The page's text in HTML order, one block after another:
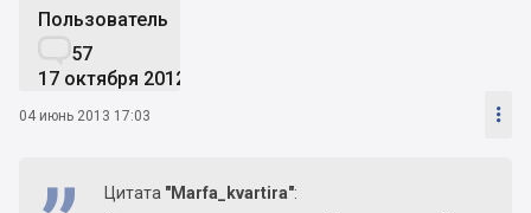
Пользователь
57
17 октября 2012
04 июнь 2013 17:03 
Цитата "Marfa_kvartira":